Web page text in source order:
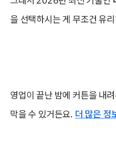
을 선택하시는 게 무조건 유
영업이 끝난 밤에 커튼을 내
막을 수 있거든요. 더 많은 정